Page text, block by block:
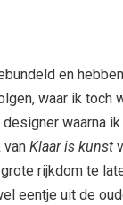
en hebben
waar ik toch
designer waarna
van Klaar is kunst
rijkdom te
eentje uit de